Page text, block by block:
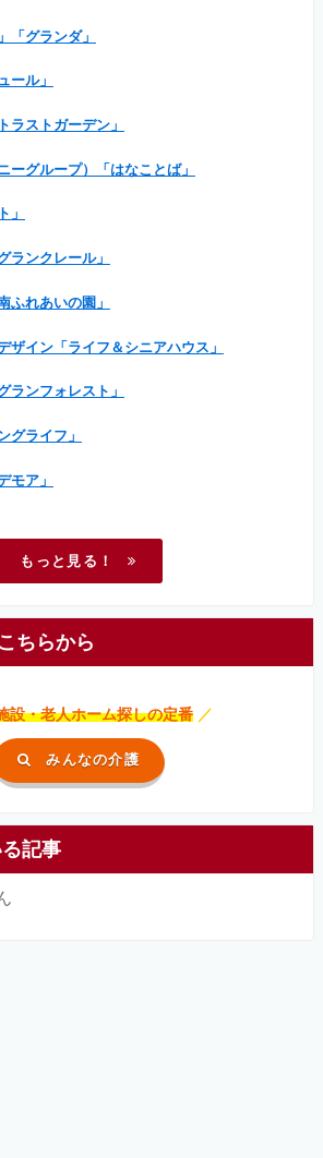
「グランダ」
ール」
ラストガーデン」
ーグループ）「はなことば」
」
ランクレール」
ふれあいの園」
ザイン「ライフ＆シニアハウス」
ランフォレスト」
グライフ」
モア」
もっと見る！
ちらから
設・老人ホーム探しの定番 ／
みんなの介護
記事